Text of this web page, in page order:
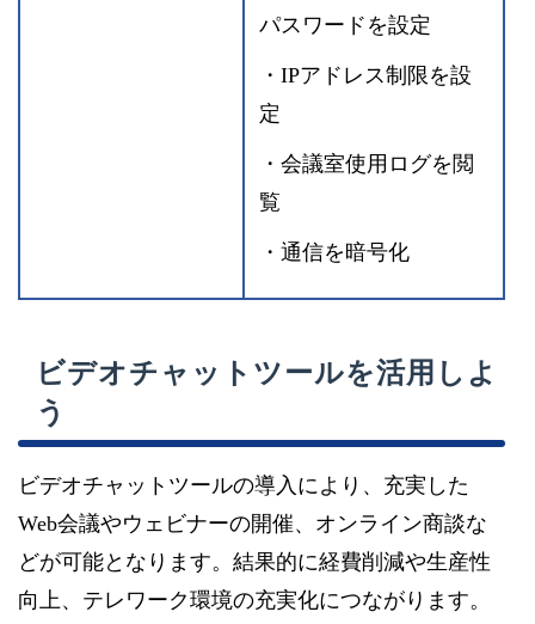
パスワードを設定
・IPアドレス制限を設
定
・会議室使用ログを閲
覧
・通信を暗号化
ビデオチャットツールを活用しよ
う
ビデオチャットツールの導入により、充実した
Web会議やウェビナーの開催、オンライン商談な
どが可能となります。結果的に経費削減や生産性
向上、テレワーク環境の充実化につながります。